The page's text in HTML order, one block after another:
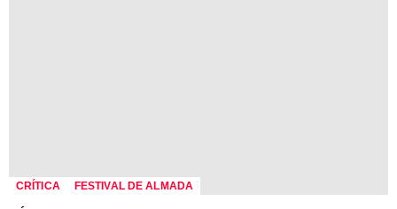
CRÍTICA FESTIVAL DE ALMADA